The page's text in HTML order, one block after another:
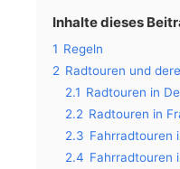
Inhalte dieses
1 Regeln
2 Radtouren und
2.1 Radtouren in
2.2 Radtouren in
2.3 Fahrradtouren
2.4 Fahrradtouren